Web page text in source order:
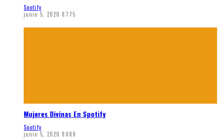
Spotify
junio 5, 2020 8775
Mujeres Divinas En Spotify
Spotify
junio 5, 2020 9089